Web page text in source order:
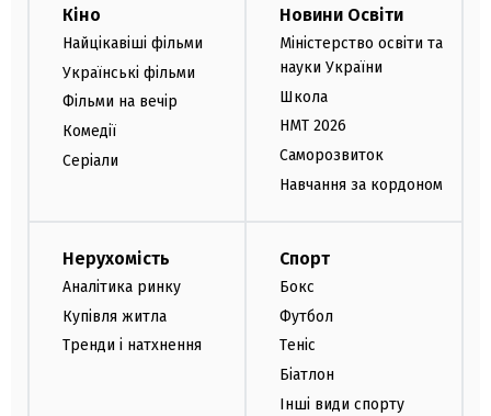
Кіно
Найцікавіші фільми
Українські фільми
Фільми на вечір
Комедії
Серіали
Новини Освіти
Міністерство освіти та
науки України
Школа
НМТ 2026
Саморозвиток
Навчання за кордоном
Нерухомість
Аналітика ринку
Купівля житла
Тренди і натхнення
Спорт
Бокс
Футбол
Теніс
Біатлон
Інші види спорту